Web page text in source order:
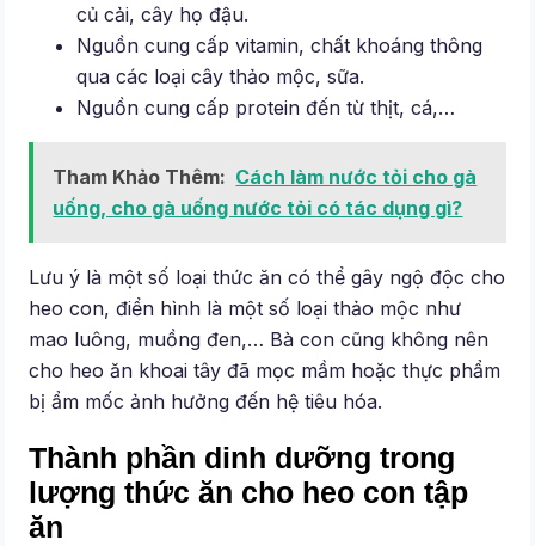
củ cải, cây họ đậu.
Nguồn cung cấp vitamin, chất khoáng thông
qua các loại cây thảo mộc, sữa.
Nguồn cung cấp protein đến từ thịt, cá,…
Tham Khảo Thêm: Cách làm nước tỏi cho gà
uống, cho gà uống nước tỏi có tác dụng gì?
Lưu ý là một số loại thức ăn có thể gây ngộ độc cho
heo con, điển hình là một số loại thảo mộc như
mao luông, muồng đen,… Bà con cũng không nên
cho heo ăn khoai tây đã mọc mầm hoặc thực phẩm
bị ẩm mốc ảnh hưởng đến hệ tiêu hóa.
Thành phần dinh dưỡng trong
lượng thức ăn cho heo con tập
ăn